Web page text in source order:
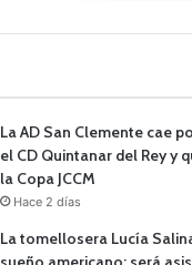
La AD San Clemente cae
el CD Quintanar del Rey y
la Copa JCCM
Hace 2 días
La tomellosera Lucía